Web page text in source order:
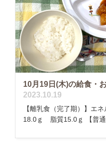
10月19日(木)の給食・
2023.10.19
【離乳食（完了期）】エ
18.0ｇ 脂質15.0ｇ 【普